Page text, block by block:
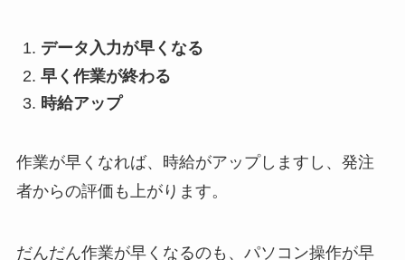
データ入力が早くなる
早く作業が終わる
時給アップ
作業が早くなれば、時給がアップしますし、発注
者からの評価も上がります。
だんだん作業が早くなるのも、パソコン操作が早